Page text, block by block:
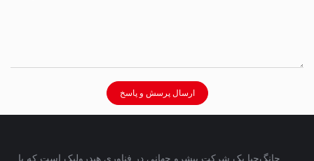
ارسال پرسش و پاسخ
چانگ‌جیا یک شرکت پیشرو جهانی در فناوری هیدرولیک است که با